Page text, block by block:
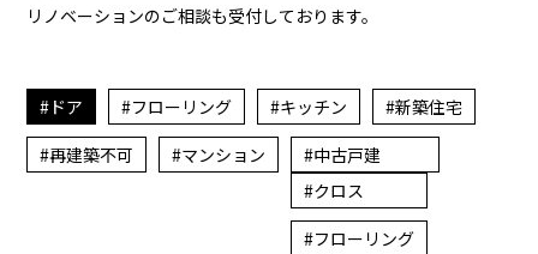
リノベーションのご相談も受付しております。
ドア フローリング キッチン
新築住宅
再建築不可
マンション
中古戸建
クロス
フローリング